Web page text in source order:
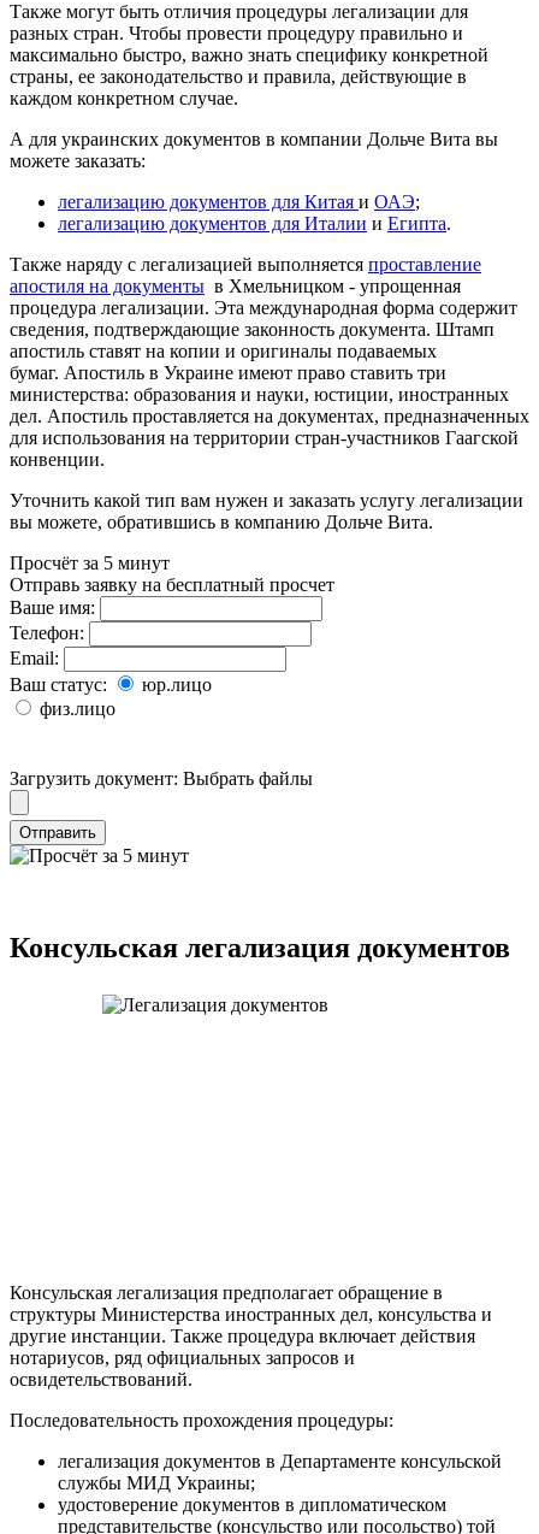
Также могут быть отличия процедуры легализации для
разных стран. Чтобы провести процедуру правильно и
максимально быстро, важно знать специфику конкретной
страны, ее законодательство и правила, действующие в
каждом конкретном случае.
А для украинских документов в компании Дольче Вита вы
можете заказать:
легализацию документов для Китая и ОАЭ;
легализацию документов для Италии и Египта.
Также наряду с легализацией выполняется проставление
апостиля на документы в Хмельницком - упрощенная
процедура легализации. Эта международная форма содержит
сведения, подтверждающие законность документа. Штамп
апостиль ставят на копии и оригиналы подаваемых
бумаг. Апостиль в Украине имеют право ставить три
министерства: образования и науки, юстиции, иностранных
дел. Апостиль проставляется на документах, предназначенных
для использования на территории стран-участников Гаагской
конвенции.
Уточнить какой тип вам нужен и заказать услугу легализации
вы можете, обратившись в компанию Дольче Вита.
Просчёт за 5 минут
Отправь заявку на бесплатный просчет
Ваше имя:
Телефон:
Email:
Ваш статус:
юр.лицо
физ.лицо
Загрузить документ: Выбрать файлы
Отправить
Консульская легализация документов
Консульская легализация предполагает обращение в
структуры Министерства иностранных дел, консульства и
другие инстанции. Также процедура включает действия
нотариусов, ряд официальных запросов и
освидетельствований.
Последовательность прохождения процедуры:
легализация документов в Департаменте консульской
службы МИД Украины;
удостоверение документов в дипломатическом
представительстве (консульство или посольство) той